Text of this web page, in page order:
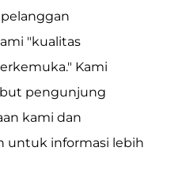
"kualitas
Kami
pengunjung
kami dan
untuk informasi lebih